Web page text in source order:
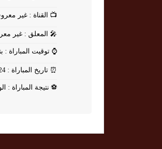
📺 القناة : غير
🎤 المعلق : غير
⌚ توقيت المباراة :
⏰ تاريخ المباراة : 24 أكتوبر 2025
⚽ نتيجة المباراة : الوداد